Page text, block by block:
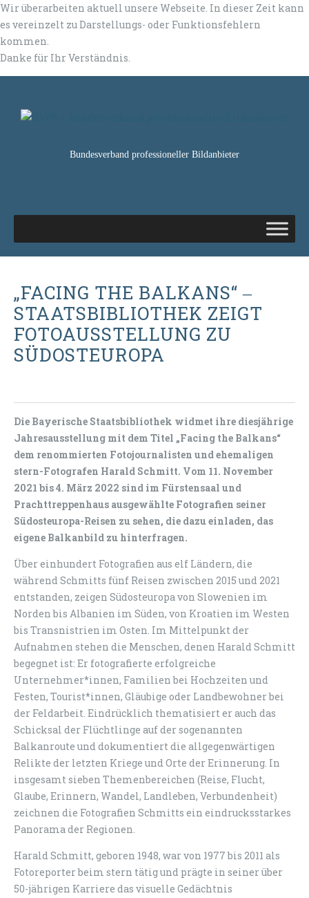
Wir überarbeiten aktuell unsere Webseite. In dieser Zeit kann
es vereinzelt zu Darstellungs- oder Funktionsfehlern
kommen.
Danke für Ihr Verständnis.
Bundesverband professioneller Bildanbieter
„FACING THE BALKANS“ ‒
STAATSBIBLIOTHEK ZEIGT
FOTOAUSSTELLUNG ZU
SÜDOSTEUROPA
Die Bayerische Staatsbibliothek widmet ihre diesjährige
Jahresausstellung mit dem Titel „Facing the Balkans“
dem renommierten Fotojournalisten und ehemaligen
stern-Fotografen Harald Schmitt. Vom 11. November
2021 bis 4. März 2022 sind im Fürstensaal und
Prachttreppenhaus ausgewählte Fotografien seiner
Südosteuropa-Reisen zu sehen, die dazu einladen, das
eigene Balkanbild zu hinterfragen.
Über einhundert Fotografien aus elf Ländern, die
während Schmitts fünf Reisen zwischen 2015 und 2021
entstanden, zeigen Südosteuropa von Slowenien im
Norden bis Albanien im Süden, von Kroatien im Westen
bis Transnistrien im Osten. Im Mittelpunkt der
Aufnahmen stehen die Menschen, denen Harald Schmitt
begegnet ist: Er fotografierte erfolgreiche
Unternehmer*innen, Familien bei Hochzeiten und
Festen, Tourist*innen, Gläubige oder Landbewohner bei
der Feldarbeit. Eindrücklich thematisiert er auch das
Schicksal der Flüchtlinge auf der sogenannten
Balkanroute und dokumentiert die allgegenwärtigen
Relikte der letzten Kriege und Orte der Erinnerung. In
insgesamt sieben Themenbereichen (Reise, Flucht,
Glaube, Erinnern, Wandel, Landleben, Verbundenheit)
zeichnen die Fotografien Schmitts ein eindrucksstarkes
Panorama der Regionen.
Harald Schmitt, geboren 1948, war von 1977 bis 2011 als
Fotoreporter beim stern tätig und prägte in seiner über
50-jährigen Karriere das visuelle Gedächtnis